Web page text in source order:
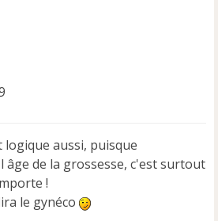
logique aussi, puisque
âge de la grossesse, c'est surtout
!
le gynéco